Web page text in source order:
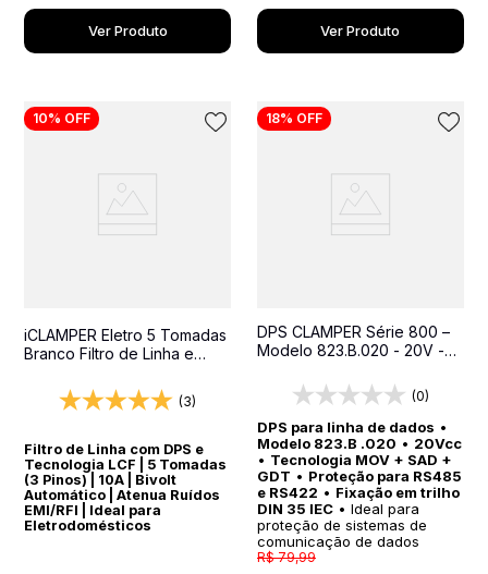
Ver Produto Ver Produto
10% OFF
iCLAMPER Eletro 5 Tomadas
Branco Filtro de Linha e
(3)
Filtro de Linha com DPS e
Tecnologia LCF | 5 Tomadas
(3 Pinos) | 10A | Bivolt
Automático | Atenua Ruídos
EMI/RFI | Ideal para
Eletrodomésticos
18% OFF
DPS CLAMPER Série 800 –
Modelo 823.B.020 - 20V -
Sistemas de Automação
Industrial, RS485 e RS422
(0)
DPS para linha de dados •
Modelo 823.B .020 • 20Vcc
• Tecnologia MOV + SAD +
GDT • Proteção para RS485
e RS422 • Fixação em trilho
DIN 35 IEC• Ideal para
proteção de sistemas de
comunicação de dados
R$ 79,99